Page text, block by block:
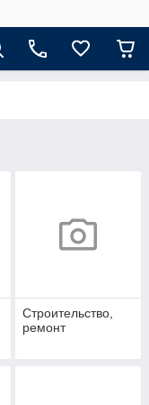
Строительство,
ремонт